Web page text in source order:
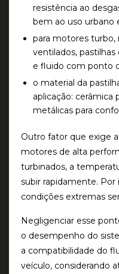
resistência ao
bem ao uso urbano
para motores turbo,
ventilados,
e fluido com ponto
o material da
aplicação: cerâmica
metálicas para
Outro fator que exige
motores de alta
turbinados, a
subir rapidamente.
condições extremas
Negligenciar esse
o desempenho do
a compatibilidade do
veículo, considerando